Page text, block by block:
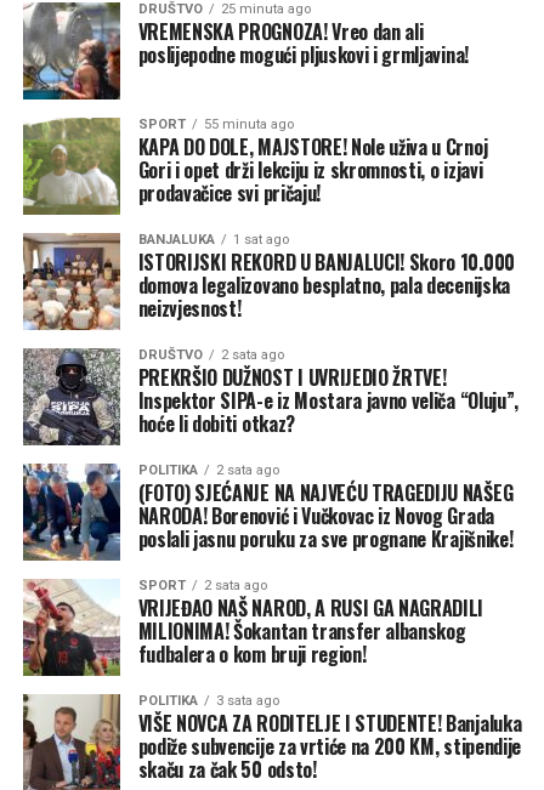
Zbog najavljenog novog talasa vrućina, Grad je donio
odluku da ulaz na Akvanu i ostala gradska kupališta bude
besplatan u petak, subotu i nedjelju, odnosno od 7. do 9.
avgusta.
Počinju radovi na garaži i obnova Parka Petar Kočić
Stanivuković je najavio početak radova na prvoj javnoj
garaži u Banjaluci, kao i potpisivanje ugovora za obnovu
Parka Petar Kočić i šireg dijela centra grada.
Projekat bi trebalo da obuhvati novo popločavanje,
uređenje Staklenca i postavljanje sadržaja inspirisanih
Petrom Kočićem i njegovim djelima, uključujući motiv
bika.
„Centar grada će dobiti širu i bolju sliku“, rekao je
gradonačelnik. Najavio je i projektovanje pasarele koja bi
vodila prema Kastelu, kao i početak izgradnje mosta u
Docu. Prema njegovim riječima, do 15. septembra
trebalo bi da budu uređena sva dječija igrališta na
području grada.
Do kraja avgusta planiran je izbor najboljeg rješenja i
izvođača za završetak projekta gondole od područja
Termi do vrha Banj brda.
Stanivuković je najavio i dodatne radove na gradskim
DRUŠTVO 25 minuta ago
VREMENSKA PROGNOZA! Vreo dan ali
poslijepodne mogući pljuskovi i grmljavina!
SPORT 55 minuta ago
KAPA DO DOLE, MAJSTORE! Nole uživa u Crnoj
Gori i opet drži lekciju iz skromnosti, o izjavi
prodavačice svi pričaju!
BANJALUKA 1 sat ago
ISTORIJSKI REKORD U BANJALUCI! Skoro 10.000
domova legalizovano besplatno, pala decenijska
neizvjesnost!
DRUŠTVO 2 sata ago
PREKRŠIO DUŽNOST I UVRIJEDIO ŽRTVE!
Inspektor SIPA-e iz Mostara javno veliča “Oluju”,
hoće li dobiti otkaz?
POLITIKA 2 sata ago
(FOTO) SJEĆANJE NA NAJVEĆU TRAGEDIJU NAŠEG
NARODA! Borenović i Vučkovac iz Novog Grada
poslali jasnu poruku za sve prognane Krajišnike!
SPORT 2 sata ago
VRIJEĐAO NAŠ NAROD, A RUSI GA NAGRADILI
MILIONIMA! Šokantan transfer albanskog
fudbalera o kom bruji region!
POLITIKA 3 sata ago
VIŠE NOVCA ZA RODITELJE I STUDENTE! Banjaluka
podiže subvencije za vrtiće na 200 KM, stipendije
skaču za čak 50 odsto!